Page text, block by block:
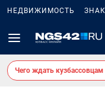
НЕДВИЖИМОСТЬ
Чего ждать